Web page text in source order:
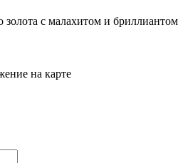
золота с малахитом и бриллиантом
на карте